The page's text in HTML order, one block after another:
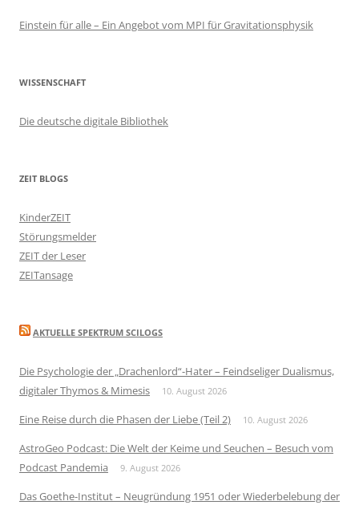
Einstein für alle – Ein Angebot vom MPI für Gravitationsphysik
WISSENSCHAFT
Die deutsche digitale Bibliothek
ZEIT BLOGS
KinderZEIT
Störungsmelder
ZEIT der Leser
ZEITansage
AKTUELLE SPEKTRUM SCILOGS
Die Psychologie der „Drachenlord“-Hater – Feindseliger Dualismus,
digitaler Thymos & Mimesis
10. August 2026
Eine Reise durch die Phasen der Liebe (Teil 2) 10. August 2026
AstroGeo Podcast: Die Welt der Keime und Seuchen – Besuch vom
Podcast Pandemia
9. August 2026
Das Goethe-Institut – Neugründung 1951 oder Wiederbelebung der